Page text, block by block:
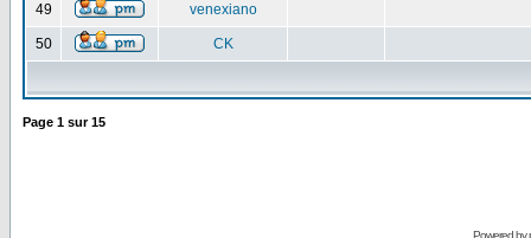
49 venexiano
50 CK
Page 1 sur15
Powered by